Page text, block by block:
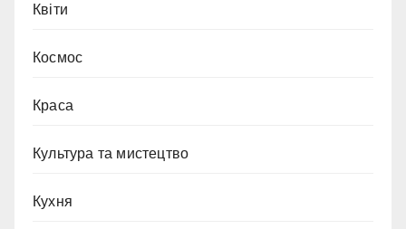
Квіти
Космос
Краса
Культура та мистецтво
Кухня